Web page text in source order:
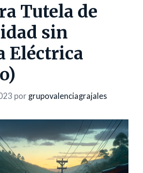
Tutela de
sin
Eléctrica
por grupovalenciagrajales